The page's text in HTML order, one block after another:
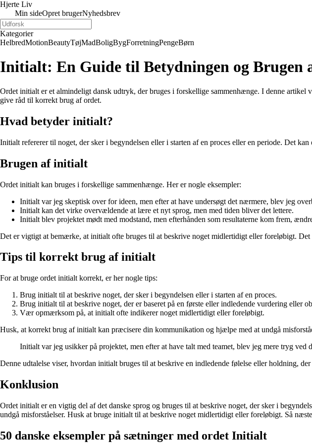
Hjerte Liv
Min sideOpret brugerNyhedsbrev
Kategorier
HelbredMotionBeautyTøjMadBoligBygForretningPengeBørn
Initialt: En Guide til Betydningen og Brugen
Ordet initialt er et almindeligt dansk udtryk, der bruges i forskellige sammenhænge. I denne
give råd til korrekt brug af ordet.
Hvad betyder initialt?
Initialt refererer til noget, der sker i begyndelsen eller i starten af en proces eller en periode. Det
Brugen af initialt
Ordet initialt kan bruges i forskellige sammenhænge. Her er nogle eksempler:
Initialt var jeg skeptisk over for ideen, men efter at have undersøgt det nærmere, blev jeg
Initialt kan det virke overvældende at lære et nyt sprog, men med tiden bliver det lettere.
Initialt blev projektet mødt med modstand, men efterhånden som resultaterne kom frem,
Det er vigtigt at bemærke, at initialt ofte bruges til at beskrive noget midlertidigt eller foreløbigt.
Tips til korrekt brug af initialt
For at bruge ordet initialt korrekt, er her nogle tips:
Brug initialt til at beskrive noget, der sker i begyndelsen eller i starten af en proces.
Brug initialt til at beskrive noget, der er baseret på en første eller indledende vurdering eller
Vær opmærksom på, at initialt ofte indikerer noget midlertidigt eller foreløbigt.
Husk, at korrekt brug af initialt kan præcisere din kommunikation og hjælpe med at undgå
Initialt var jeg usikker på projektet, men efter at have talt med teamet, blev jeg mere tryg ved
Denne udtalelse viser, hvordan initialt bruges til at beskrive en indledende følelse eller holdning, der
Konklusion
Ordet initialt er en vigtig del af det danske sprog og bruges til at beskrive noget, der sker i
undgå misforståelser. Husk at bruge initialt til at beskrive noget midlertidigt eller foreløbigt. Så
50 danske eksempler på sætninger med ordet Initialt